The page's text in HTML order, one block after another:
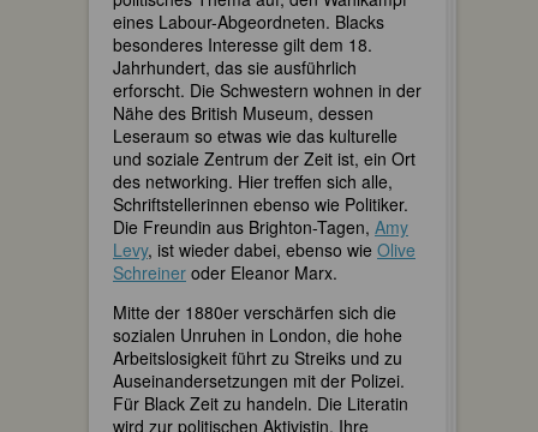
eines Labour-Abgeordneten. Blacks
besonderes Interesse gilt dem 18.
Jahrhundert, das sie ausführlich
erforscht. Die Schwestern wohnen in der
Nähe des British Museum, dessen
Leseraum so etwas wie das kulturelle
und soziale Zentrum der Zeit ist, ein Ort
des networking. Hier treffen sich alle,
Schriftstellerinnen ebenso wie Politiker.
Die Freundin aus Brighton-Tagen, Amy
Levy, ist wieder dabei, ebenso wie Olive
Schreiner oder Eleanor Marx.
Mitte der 1880er verschärfen sich die
sozialen Unruhen in London, die hohe
Arbeitslosigkeit führt zu Streiks und zu
Auseinandersetzungen mit der Polizei.
Für Black Zeit zu handeln. Die Literatin
wird zur politischen Aktivistin. Ihre